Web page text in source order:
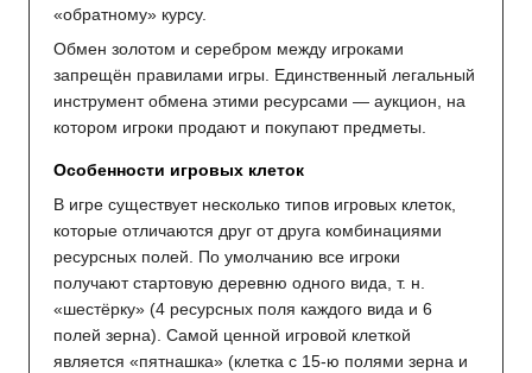
«обратному» курсу.
Обмен золотом и серебром между игроками
запрещён правилами игры. Единственный легальный
инструмент обмена этими ресурсами — аукцион, на
котором игроки продают и покупают предметы.
Особенности игровых клеток
В игре существует несколько типов игровых клеток,
которые отличаются друг от друга комбинациями
ресурсных полей. По умолчанию все игроки
получают стартовую деревню одного вида, т. н.
«шестёрку» (4 ресурсных поля каждого вида и 6
полей зерна). Самой ценной игровой клеткой
является «пятнашка» (клетка с 15-ю полями зерна и